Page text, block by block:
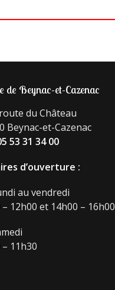
de Beynac-et-Cazenac
du Château
Beynac-et-Cazenac
53 31 34 00
d’ouverture :
au vendredi
12h00 et 14h00 – 16h00
11h30